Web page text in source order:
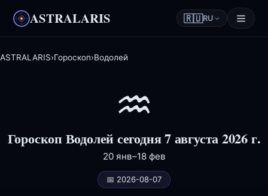
ASTRALARIS 🇷🇺RU
ASTRALARIS›Гороскоп›Водолей
♒
Гороскоп Водолей сегодня 7 августа 2026 г.
20 янв–18 фев
📅 2026-08-07